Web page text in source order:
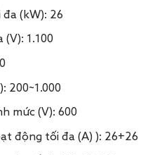
(kW): 26
1.100
200~1.000
mức (V): 600
động tối đa (A) ): 26+26